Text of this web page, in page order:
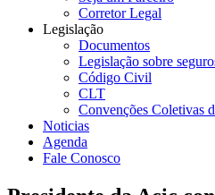
Corretor Legal
Legislação
Documentos
Legislação sobre
Código Civil
CLT
Convenções Coletivas
Noticias
Agenda
Fale Conosco